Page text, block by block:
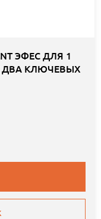
ЭФЕС ДЛЯ 1
ДВА КЛЮЧЕВЫХ